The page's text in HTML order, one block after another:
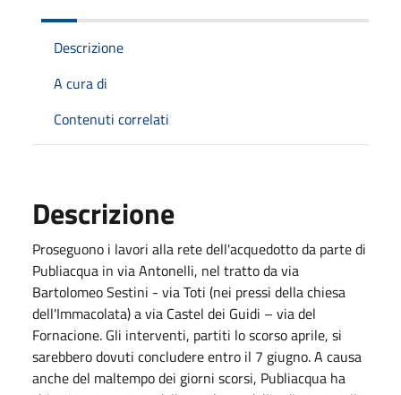
Descrizione
A cura di
Contenuti correlati
Descrizione
Proseguono i lavori alla rete dell'acquedotto da parte di
Publiacqua in via Antonelli, nel tratto da via
Bartolomeo Sestini - via Toti (nei pressi della chiesa
dell'Immacolata) a via Castel dei Guidi – via del
Fornacione. Gli interventi, partiti lo scorso aprile, si
sarebbero dovuti concludere entro il 7 giugno. A causa
anche del maltempo dei giorni scorsi, Publiacqua ha